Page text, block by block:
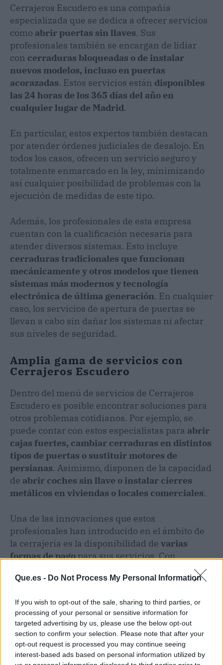
Que.es - Do Not Process My Personal Information
If you wish to opt-out of the sale, sharing to third parties, or
processing of your personal or sensitive information for
targeted advertising by us, please use the below opt-out
section to confirm your selection. Please note that after your
opt-out request is processed you may continue seeing
interest-based ads based on personal information utilized by
Cerrajeros Escudero es una compañía
especializada que se dedica a ofrecer servicios
como abrir puertas sin llaves. Sus
profesionales también se encargan de lidiar
con cerraduras bloqueadas o de instalar
nuevos modelos, incluso en puertas
acorazadas. Estos servicios están disponibles
las 24 horas de los 365 días del año en
cualquier lugar de Madrid.
En particular, estos expertos también destacan
por atender órdenes judiciales de desalojo. En
todos los casos, ofrecen un servicio seguro y
totalmente enmarcado en la ley, minimizando
así cualquier posibilidad de problemas con la
ejecución de medidas de este tipo.
Además, los profesionales de esta empresa
cuentan con la cualificación necesaria para
atender diversos sistemas. Esto incluye
cerraduras tradicionales que funcionan
mecánicamente y otros modelos que tienen
sistemas más modernos y tecnología
electrónica de última generación. En cualquier
caso, los servicios de apertura de puertas se
llevan a cabo sin dañar los sistemas ni afectar
sus niveles de seguridad.
Amplia gama de servicios con
Cerrajeros Escudero
Dentro del menú de servicios de Cerrajeros
Escudero es posible encontrar soluciones para
otros problemas cotidianos. Por ejemplo, se
puede contar con estos especialistas para abrir
cajas fuertes, cambiar cerraduras en distintos
tipos de puertas o sustituir motores de
persianas. Asimismo, disponen de la capacidad
de abrir coches sin llave o instalar cierres
metálicos en viviendas o locales comerciales.
Una de las innovaciones que estos
profesionales han introducido en el ámbito de
la cerrajería es la disponibilidad de varias
formas de pagopara sus servicios. Con
respecto a esto, los clientes pueden pagar con
cualquier tarjeta bancaria, efectivo o
través de Bizum.
Al ofrecer distintas alternativas de pago
proporcionan no solo una solución inmediata,
sino también tranquilidad a las personas. Esto